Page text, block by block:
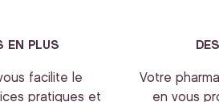
EN PLUS
facilite le
pratiques et
Votre
en vous